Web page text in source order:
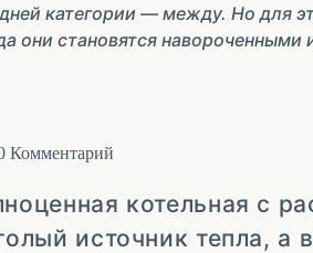
категории — между. Но для
они становятся навороченными
Комментарий
котельная с
источник тепла, а